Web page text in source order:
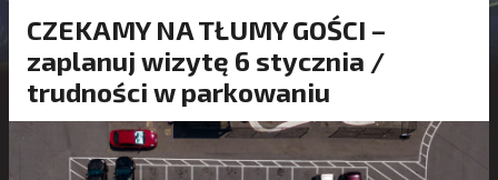
CZEKAMY NA TŁUMY GOŚCI –
zaplanuj wizytę 6 stycznia /
trudności w parkowaniu